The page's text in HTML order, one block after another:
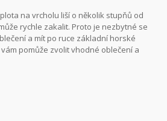
na vrcholu liší o několik stupňů od
rychle zakalit. Proto je nezbytné se
a mít po ruce základní horské
pomůže zvolit vhodné oblečení a